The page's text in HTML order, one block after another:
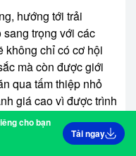
cho bạn
Tải ngay
hướng tới trải
trọng với các
không chỉ có cơ hội
mà còn được giới
qua tấm thiệp nhỏ
giá cao vì được trình
vị thơm ngon cùng